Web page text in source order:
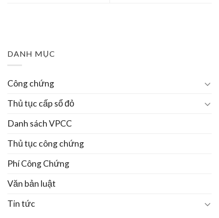
DANH MỤC
Công chứng
Thủ tục cấp sổ đỏ
Danh sách VPCC
Thủ tục công chứng
Phí Công Chứng
Văn bản luật
Tin tức